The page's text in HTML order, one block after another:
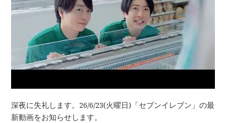
深夜に失礼します。26/6/23(火曜日)「セブンイレブン」の最
新動画をお知らせします。